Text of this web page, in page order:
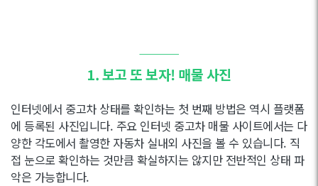
———
1. 보고 또 보자! 매물 사진
인터넷에서 중고차 상태를 확인하는 첫 번째 방법은 역시 플랫폼
에 등록된 사진입니다. 주요 인터넷 중고차 매물 사이트에서는 다
양한 각도에서 촬영한 자동차 실내외 사진을 볼 수 있습니다. 직
접 눈으로 확인하는 것만큼 확실하지는 않지만 전반적인 상태 파
악은 가능합니다.